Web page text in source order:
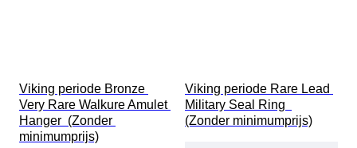
Viking periode Bronze
Very Rare Walkure Amulet
Hanger  (Zonder
minimumprijs)
Viking periode Rare Lead
Military Seal Ring
(Zonder minimumprijs)